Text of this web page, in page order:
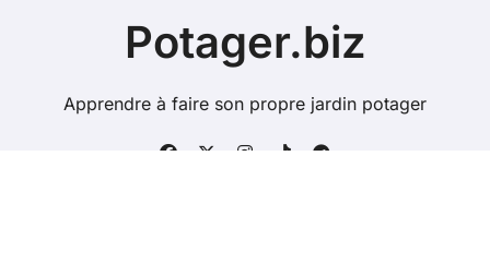
Potager.biz
Apprendre à faire son propre jardin potager